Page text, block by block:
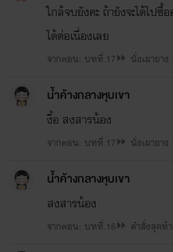
ใกล้จบยังคะ ถ้ายังจะได้ไปซื้
ได้ต่อเนื่องเลย
จากตอน: บทที่.17⏩ นั่งเผายา
น้ำค้างกลางหุบเขา
งื้อ สงสารน้อง
จากตอน: บทที่.17⏩ นั่งเผายา
น้ำค้างกลางหุบเขา
สงสารน้อง
จากตอน: บทที่.16⏩ คำสั่งสุด